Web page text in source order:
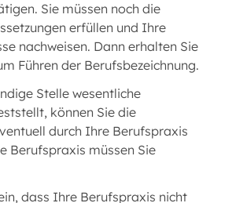
Sie müssen noch die
erfüllen und Ihre
nachweisen. Dann erhalten Sie
Führen der Berufsbezeichnung.
Stelle wesentliche
können Sie die
durch Ihre Berufspraxis
Berufspraxis müssen Sie
dass Ihre Berufspraxis nicht